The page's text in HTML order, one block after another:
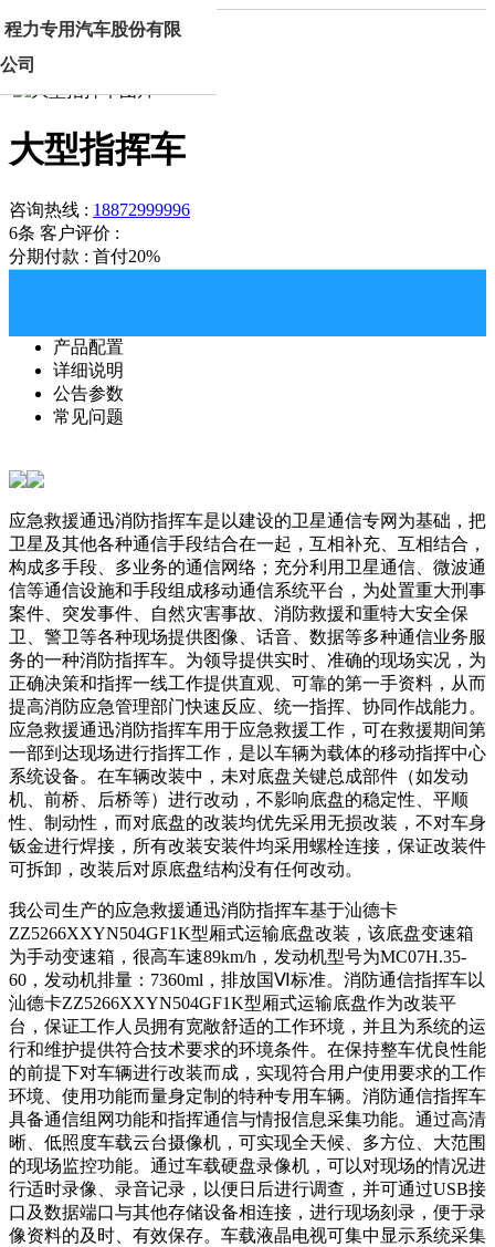
程力专用汽车股份有限
公司
首页 产品中心 大型指挥车
大型指挥车
咨询热线 : 18872999996
6条 客户评价 :
分期付款 : 首付20%
产品配置
详细说明
公告参数
常见问题
应急救援通迅消防指挥车是以建设的卫星通信专网为基础，把
卫星及其他各种通信手段结合在一起，互相补充、互相结合，
构成多手段、多业务的通信网络；充分利用卫星通信、微波通
信等通信设施和手段组成移动通信系统平台，为处置重大刑事
案件、突发事件、自然灾害事故、消防救援和重特大安全保
卫、警卫等各种现场提供图像、话音、数据等多种通信业务服
务的一种消防指挥车。为领导提供实时、准确的现场实况，为
正确决策和指挥一线工作提供直观、可靠的第一手资料，从而
提高消防应急管理部门快速反应、统一指挥、协同作战能力。
应急救援通迅消防指挥车用于应急救援工作，可在救援期间第
一部到达现场进行指挥工作，是以车辆为载体的移动指挥中心
系统设备。在车辆改装中，未对底盘关键总成部件（如发动
机、前桥、后桥等）进行改动，不影响底盘的稳定性、平顺
性、制动性，而对底盘的改装均优先采用无损改装，不对车身
钣金进行焊接，所有改装安装件均采用螺栓连接，保证改装件
可拆卸，改装后对原底盘结构没有任何改动。
我公司生产的应急救援通迅消防指挥车基于汕德卡
ZZ5266XXYN504GF1K型厢式运输底盘改装，该底盘变速箱
为手动变速箱，很高车速89km/h，发动机型号为MC07H.35-
60，发动机排量：7360ml，排放国Ⅵ标准。消防通信指挥车以
汕德卡ZZ5266XXYN504GF1K型厢式运输底盘作为改装平
台，保证工作人员拥有宽敞舒适的工作环境，并且为系统的运
行和维护提供符合技术要求的环境条件。在保持整车优良性能
的前提下对车辆进行改装而成，实现符合用户使用要求的工作
环境、使用功能而量身定制的特种专用车辆。消防通信指挥车
具备通信组网功能和指挥通信与情报信息采集功能。通过高清
晰、低照度车载云台摄像机，可实现全天候、多方位、大范围
的现场监控功能。通过车载硬盘录像机，可以对现场的情况进
行适时录像、录音记录，以便日后进行调查，并可通过USB接
口及数据端口与其他存储设备相连接，进行现场刻录，便于录
像资料的及时、有效保存。车载液晶电视可集中显示系统采集